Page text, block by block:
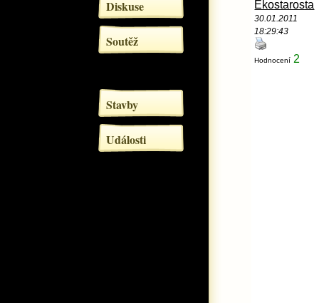
Diskuse
Soutěž
Stavby
Události
Ekostarosta
30.01.2011
18:29:43
Hodnocení 2